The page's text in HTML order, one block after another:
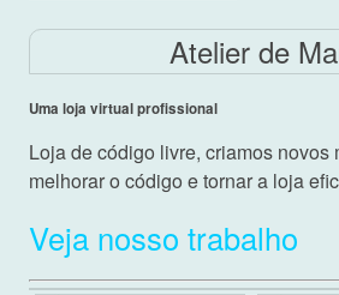
Atelier de
Uma loja virtual profissional
Loja de código livre, criamos novos
melhorar o código e tornar a loja
Veja nosso trabalho